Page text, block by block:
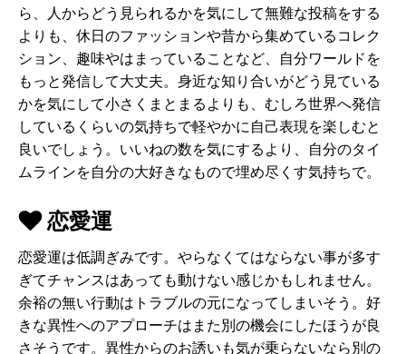
ら、人からどう見られるかを気にして無難な投稿をする
よりも、休日のファッションや昔から集めているコレク
ション、趣味やはまっていることなど、自分ワールドを
もっと発信して大丈夫。身近な知り合いがどう見ている
かを気にして小さくまとまるよりも、むしろ世界へ発信
しているくらいの気持ちで軽やかに自己表現を楽しむと
良いでしょう。いいねの数を気にするより、自分のタイ
ムラインを自分の大好きなもので埋め尽くす気持ちで。
恋愛運
恋愛運は低調ぎみです。やらなくてはならない事が多す
ぎてチャンスはあっても動けない感じかもしれません。
余裕の無い行動はトラブルの元になってしまいそう。好
きな異性へのアプローチはまた別の機会にしたほうが良
さそうです。異性からのお誘いも気が乗らないなら別の